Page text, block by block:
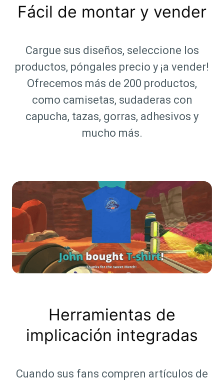
Fácil de montar y vender
Cargue sus diseños, seleccione los
productos, póngales precio y ¡a vender!
Ofrecemos más de 200 productos,
como camisetas, sudaderas con
capucha, tazas, gorras, adhesivos y
mucho más.
Herramientas de
implicación integradas
Cuando sus fans compren artículos de